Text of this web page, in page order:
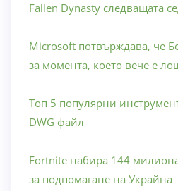
Fallen Dynasty следващата
Microsoft потвърждава, че
за момента, което вече е
Топ 5 популярни
DWG файл
Fortnite набира 144
за подпомагане на Украйна